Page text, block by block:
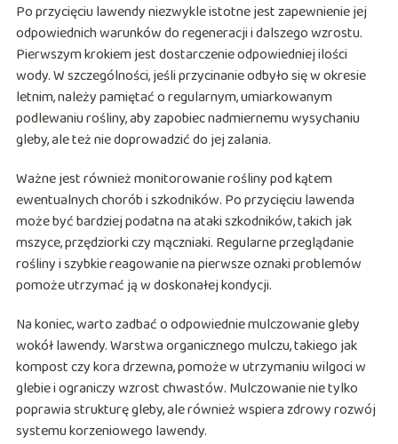
Po przycięciu lawendy niezwykle istotne jest zapewnienie jej
odpowiednich warunków do regeneracji i dalszego wzrostu.
Pierwszym krokiem jest dostarczenie odpowiedniej ilości
wody. W szczególności, jeśli przycinanie odbyło się w okresie
letnim, należy pamiętać o regularnym, umiarkowanym
podlewaniu rośliny, aby zapobiec nadmiernemu wysychaniu
gleby, ale też nie doprowadzić do jej zalania.
Ważne jest również monitorowanie rośliny pod kątem
ewentualnych chorób i szkodników. Po przycięciu lawenda
może być bardziej podatna na ataki szkodników, takich jak
mszyce, przędziorki czy mączniaki. Regularne przeglądanie
rośliny i szybkie reagowanie na pierwsze oznaki problemów
pomoże utrzymać ją w doskonałej kondycji.
Na koniec, warto zadbać o odpowiednie mulczowanie gleby
wokół lawendy. Warstwa organicznego mulczu, takiego jak
kompost czy kora drzewna, pomoże w utrzymaniu wilgoci w
glebie i ograniczy wzrost chwastów. Mulczowanie nie tylko
poprawia strukturę gleby, ale również wspiera zdrowy rozwój
systemu korzeniowego lawendy.